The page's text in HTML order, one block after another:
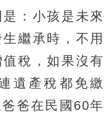
：小孩是未來
繼承時，不用
稅，如果沒有
遺產稅都免繳
爸在民國60年